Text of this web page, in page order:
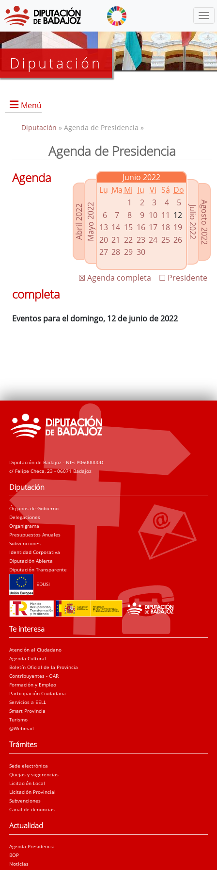
Diputación
Menú
Presidencia
Grupos Políticos
Enlaces relacionados
Agenda de Presidencia
Plenos provinciales y Juntas de gobierno
Oficina de Proyectos Europeos
Diputación » Agenda de Presidencia »
Agenda de Presidencia
Abril 2022Mayo 2022
Junio 2022
Lu Ma Mi Ju Vi Sá Do
1
2 3 4
5
6
7 8 9 10 11 12
13 14 15 16 17 18 19
20 21 22 23 24 25 26
27 28 29 30
Agosto 2022
Julio 2022
☐ Presidente
☒ Agenda completa
Agenda
completa
Eventos para el domingo, 12 de junio de 2022
Diputación de Badajoz - NIF: P0600000D
c/ Felipe Checa, 23 - 06071 Badajoz
Diputación
Órganos de Gobierno
Delegaciones
Organigrama
Presupuestos Anuales
Subvenciones
Identidad Corporativa
Diputación Abierta
Diputación Transparente
EDUSI
Te interesa
Atención al Ciudadano
Agenda Cultural
Boletín Oficial de la Provincia
Contribuyentes - OAR
Formación y Empleo
Participación Ciudadana
Servicios a EELL
Smart Provincia
Turismo
@Webmail
Trámites
Sede electrónica
Quejas y sugerencias
Licitación Local
Licitación Provincial
Subvenciones
Canal de denuncias
Actualidad
Agenda Presidencia
BOP
Noticias